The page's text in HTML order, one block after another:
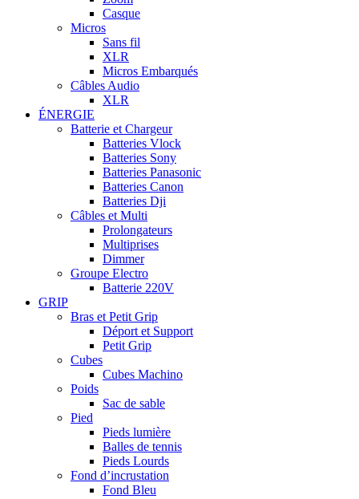
Casque
Micros
Sans fil
XLR
Micros Embarqués
Câbles Audio
XLR
ÉNERGIE
Batterie et Chargeur
Batteries Vlock
Batteries Sony
Batteries Panasonic
Batteries Canon
Batteries Dji
Câbles et Multi
Prolongateurs
Multiprises
Dimmer
Groupe Electro
Batterie 220V
GRIP
Bras et Petit Grip
Déport et Support
Petit Grip
Cubes
Cubes Machino
Poids
Sac de sable
Pied
Pieds lumière
Balles de tennis
Pieds Lourds
Fond d’incrustation
Fond Bleu